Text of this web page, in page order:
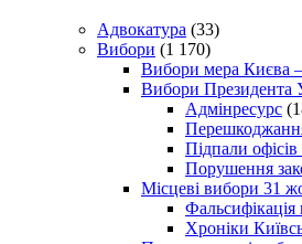
Адвокатура (33)
Вибори (1 170)
Вибори мера Києва
Вибори Президента
Адмінресурс
Перешкоджання
Підпали
Порушення
Місцеві вибори 31
Хроніки